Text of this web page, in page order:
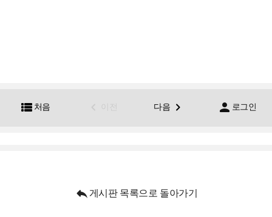
 처음 다음   로그인
 게시판 목록으로 돌아가기